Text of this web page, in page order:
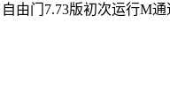
由门7.73版初次运行M